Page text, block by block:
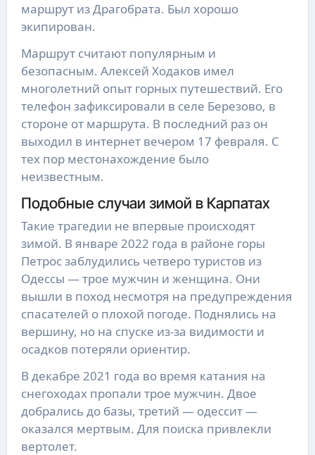
маршрут из Драгобрата. Был хорошо
экипирован.
Маршрут считают популярным и
безопасным. Алексей Ходаков имел
многолетний опыт горных путешествий. Его
телефон зафиксировали в селе Березово, в
стороне от маршрута. В последний раз он
выходил в интернет вечером 17 февраля. С
тех пор местонахождение было
неизвестным.
Подобные случаи зимой в Карпатах
Такие трагедии не впервые происходят
зимой. В январе 2022 года в районе горы
Петрос заблудились четверо туристов из
Одессы — трое мужчин и женщина. Они
вышли в поход несмотря на предупреждения
спасателей о плохой погоде. Поднялись на
вершину, но на спуске из-за видимости и
осадков потеряли ориентир.
В декабре 2021 года во время катания на
снегоходах пропали трое мужчин. Двое
добрались до базы, третий — одессит —
оказался мертвым. Для поиска привлекли
вертолет.